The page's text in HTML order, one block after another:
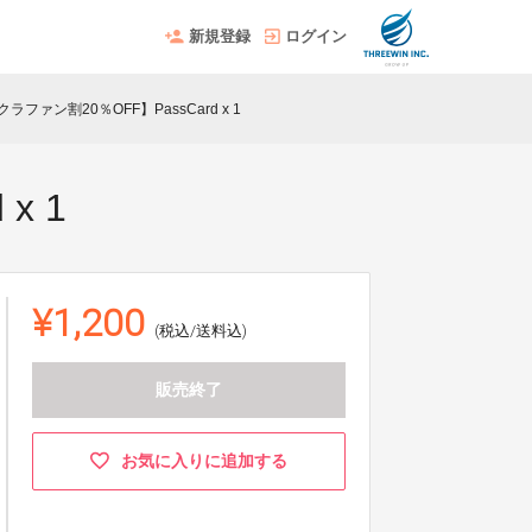
新規登録 ログイン
ラファン割20％OFF】PassCard x 1
x 1
¥1,200 (税込/送料込)
販売終了
お気に入りに追加する